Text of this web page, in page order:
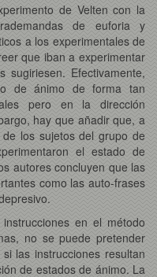
de Velten con la
de euforia y
a los experimentales de
que iban a experimentar
Efectivamente,
de ánimo de forma tan
pero en la dirección
hay que añadir que, a
los sujetos del grupo de
el estado de
autores concluyen que las
como las auto-frases
en el método
no se puede pretender
las instrucciones resultan
de estados de ánimo. La